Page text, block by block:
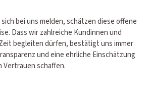
bei uns melden, schätzen diese offene
Dass wir zahlreiche Kundinnen und
begleiten dürfen, bestätigt uns immer
und eine ehrliche Einschätzung
Vertrauen schaffen.